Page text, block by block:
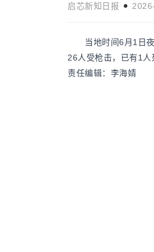
启芯新知日报
当地时间6月1日夜
26人受枪击，已有1人
责任编辑：李海婧
为首要财务
国际新闻
美国政治分歧